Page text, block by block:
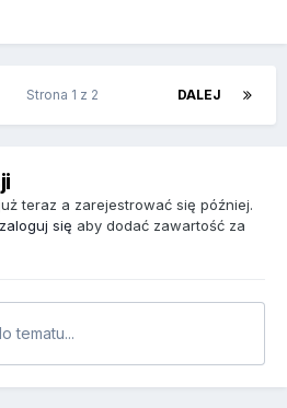
DALEJ
Strona 1 z 2
teraz a zarejestrować się później.
zaloguj się aby dodać zawartość za
tematu...